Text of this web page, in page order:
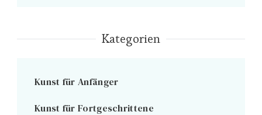
Kategorien
Kunst für Anfänger
Kunst für Fortgeschrittene